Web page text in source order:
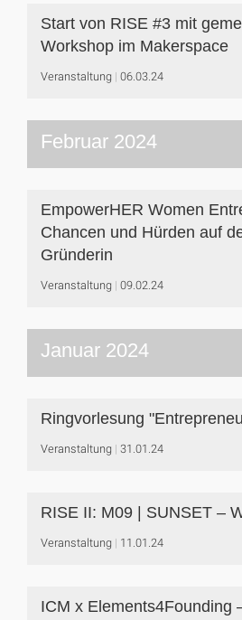
Start von RISE #3 mit
Workshop im Makerspace
Veranstaltung 06.03.24
Februar 2024
EmpowerHER Women
Chancen und Hürden auf
Gründerin
Veranstaltung 09.02.24
Januar 2024
Ringvorlesung
Veranstaltung 31.01.24
RISE II: M09 | SUNSET –
Veranstaltung 11.01.24
ICM x Elements4Founding